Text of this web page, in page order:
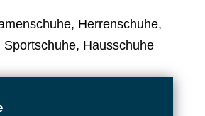
Herrenschuhe,
Sportschuhe, Hausschuhe